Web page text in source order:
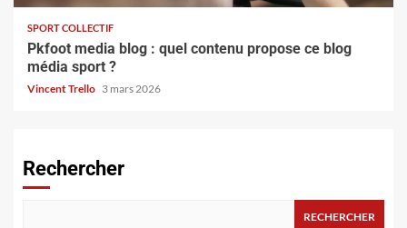
SPORT COLLECTIF
Pkfoot media blog : quel contenu propose ce blog
média sport ?
Vincent Trello 3 mars 2026
Rechercher
RECHERCHER